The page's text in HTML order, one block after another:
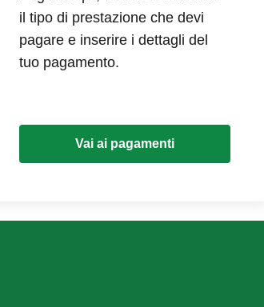
il tipo di prestazione che devi
pagare e inserire i dettagli del
tuo pagamento.
Vai ai pagamenti